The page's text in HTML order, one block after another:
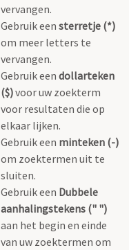
vervangen.
Gebruik een sterretje (*)
om meer letters te
vervangen.
Gebruik een dollarteken
($)voor uw zoekterm
voor resultaten die op
elkaar lijken.
Gebruik een minteken (-)
om zoektermen uit te
sluiten.
Gebruik een Dubbele
aanhalingstekens (" ")
aan het begin en einde
van uw zoektermen om